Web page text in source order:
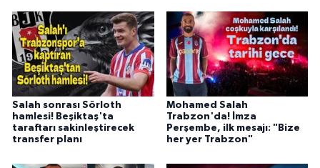
Salah sonrası Sörloth
hamlesi! Beşiktaş'ta
taraftarı sakinleştirecek
transfer planı
Mohamed Salah
Trabzon'da! İmza
Perşembe, ilk mesajı: "Bize
her yer Trabzon"